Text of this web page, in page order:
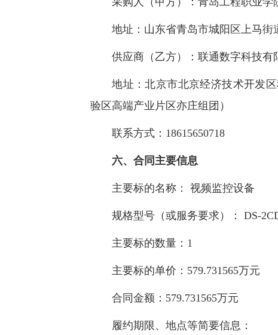
地址：山东省青岛市城阳区上马街
供应商（乙方）：联通数字科技有
地址：北京市北京经济技术开发
验区高端产业片区亦庄组团）
联系方式：18615650718
六、合同主要信息
主要标的名称： 视频监控设备
规格型号（或服务要求）： DS-
主要标的数量：1
主要标的单价：579.731565万元
合同金额：579.731565万元
履约期限、地点等简要信息：